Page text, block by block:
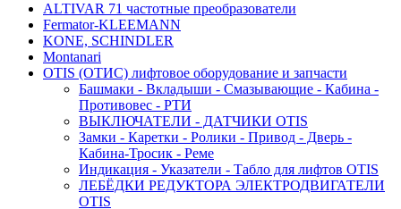
ALTIVAR 71 частотные преобразователи
Fermator-KLEEMANN
KONE, SCHINDLER
Montanari
OTIS (ОТИС) лифтовое оборудование и запчасти
Башмаки - Вкладыши - Смазывающие - Кабина -
Противовес - РТИ
ВЫКЛЮЧАТЕЛИ - ДАТЧИКИ OTIS
Замки - Каретки - Ролики - Привод - Дверь -
Кабина-Тросик - Реме
Индикация - Указатели - Табло для лифтов OTIS
ЛЕБЁДКИ РЕДУКТОРА ЭЛЕКТРОДВИГАТЕЛИ
OTIS